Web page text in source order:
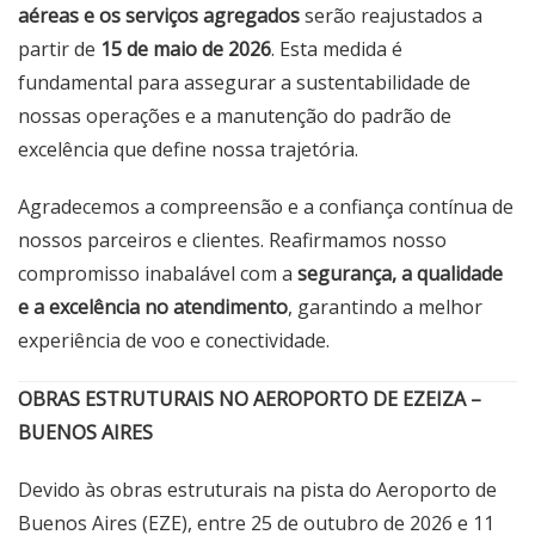
aéreas e os serviços agregadosserão reajustados a
partir de 15 de maio de 2026. Esta medida é
fundamental para assegurar a sustentabilidade de
nossas operações e a manutenção do padrão de
excelência que define nossa trajetória.
Agradecemos a compreensão e a confiança contínua de
nossos parceiros e clientes. Reafirmamos nosso
compromisso inabalável com a segurança, a qualidade
e a excelência no atendimento, garantindo a melhor
experiência de voo e conectividade.
OBRAS ESTRUTURAIS NO AEROPORTO DE EZEIZA –
BUENOS AIRES
Devido às obras estruturais na pista do Aeroporto de
Buenos Aires (EZE), entre 25 de outubro de 2026 e 11